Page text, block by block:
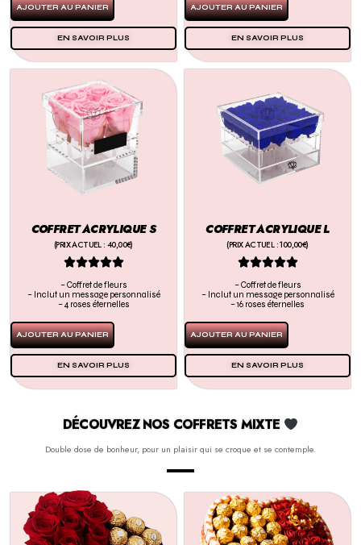
AJOUTER AU PANIER
EN SAVOIR PLUS
AJOUTER AU PANIER
EN SAVOIR PLUS
COFFRET ACRYLIQUE S
(PRIX ACTUEL : 40,00€)

– Coffret de fleurs
– Inclut un message personnalisé
– 4 roses éternelles
AJOUTER AU PANIER
EN SAVOIR PLUS
COFFRET ACRYLIQUE L
(PRIX ACTUEL : 100,00€)

– Coffret de fleurs
– Inclut un message personnalisé
– 16 roses éternelles
AJOUTER AU PANIER
EN SAVOIR PLUS
DÉCOUVREZ NOS COFFRETS MIXTE
Double dose de bonheur, pour un plaisir qui se croque et se contemple.